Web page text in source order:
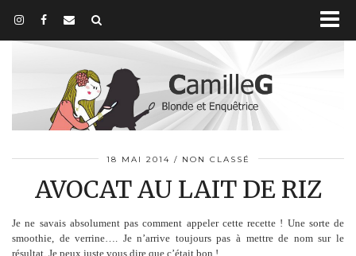
18 MAI 2014 NON CLASSÉ
AVOCAT AU LAIT DE RIZ
Je ne savais absolument pas comment appeler cette recette ! Une sorte de
smoothie, de verrine…. Je n’arrive toujours pas à mettre de nom sur le
résultat. Je peux juste vous dire que c’était bon !